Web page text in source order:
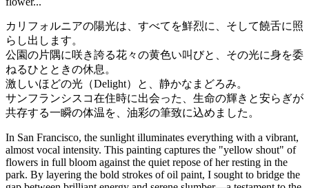
カリフォルニアの陽光は、すべてを鮮烈に、そして饒舌に照
らし出します。
公園の片隅に咲き誇る花々の黄色い叫びと、その光に身を委
ねるひとときの休息。
激しいほどの光（Delight）と、静かなまどろみ。
サンフランシスコ在住時に出会った、生命の輝きと安らぎが
共存する一瞬の体温を、油彩の筆致に込めました。
In San Francisco, the sunlight illuminates everything with a vibrant,
almost vocal intensity. This painting captures the "yellow shout" of
flowers in full bloom against the quiet repose of her resting in the
park. By layering the bold strokes of oil paint, I sought to bridge the